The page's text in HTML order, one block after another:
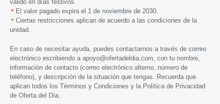
válido en días festivos.
El valor pagado expira el 1 de noviembre de 2030.
Ciertas restricciones aplican de acuerdo a las condiciones de la
unidad.
En caso de necesitar ayuda, puedes contactarnos a través de correo
electrónico escribiendo a apoyo@ofertadeldia.com , con tu nombre,
información de contacto (correo electrónico alterno, número de
teléfono), y descripción de la situación que tengas. Recuerda que
aplican todos los Términos y Condiciones y la Política de Privacidad
de Oferta del Día.